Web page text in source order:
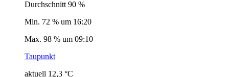
Durchschnitt 90 %
Min. 72 % um 16:20
Max. 98 % um 09:10
Taupunkt
aktuell 12,3 °C